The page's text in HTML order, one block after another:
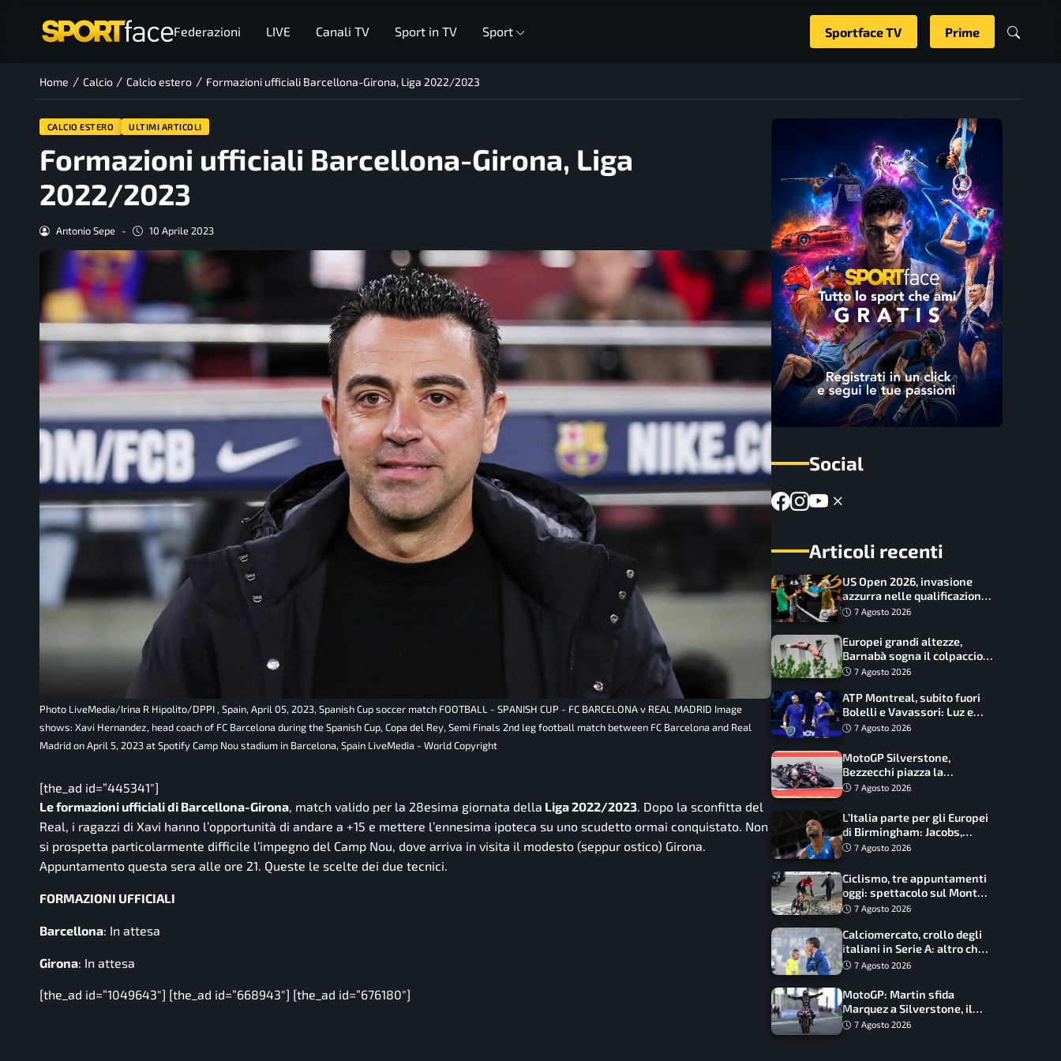
Federazioni LIVE Canali TV Sport in TV Sport Sportface TV Prime
Home / Calcio / Calcio estero / Formazioni ufficiali Barcellona-Girona, Liga 2022/2023
CALCIO ESTERO ULTIMI ARTICOLI
Formazioni ufficiali Barcellona-Girona, Liga
2022/2023
Antonio Sepe - 10 Aprile 2023
Photo LiveMedia/Irina R Hipolito/DPPI , Spain, April 05, 2023, Spanish Cup soccer match FOOTBALL - SPANISH CUP - FC BARCELONA v REAL MADRID Image
shows: Xavi Hernandez, head coach of FC Barcelona during the Spanish Cup, Copa del Rey, Semi Finals 2nd leg football match between FC Barcelona and Real
Madrid on April 5, 2023 at Spotify Camp Nou stadium in Barcelona, Spain LiveMedia - World Copyright
[the_ad id=”445341″]
Le formazioni ufficiali di Barcellona-Girona, match valido per la 28esima giornata della Liga 2022/2023. Dopo la sconfitta del
Real, i ragazzi di Xavi hanno l’opportunità di andare a +15 e mettere l’ennesima ipoteca su uno scudetto ormai conquistato. Non
si prospetta particolarmente difficile l’impegno del Camp Nou, dove arriva in visita il modesto (seppur ostico) Girona.
Appuntamento questa sera alle ore 21. Queste le scelte dei due tecnici.
FORMAZIONI UFFICIALI
Barcellona: In attesa
Girona: In attesa
[the_ad id=”1049643″] [the_ad id=”668943″] [the_ad id=”676180″]
Social
Articoli recenti
US Open 2026, invasione
azzurra nelle qualificazioni:
17 italiani a caccia del main
7 Agosto 2026
Europei grandi altezze,
Barnabà sogna il colpaccio:
è leader a metà gara, Baraldi
7 Agosto 2026
ATP Montreal, subito fuori
Bolelli e Vavassori: Luz e
Matos fermano gli azzurri
7 Agosto 2026
MotoGP Silverstone,
Bezzecchi piazza la
zampata: Aprilia domina,
7 Agosto 2026
L’Italia parte per gli Europei
di Birmingham: Jacobs,
Tamberi e Battocletti
record
7 Agosto 2026
Ciclismo, tre appuntamenti
oggi: spettacolo sul Mont
Ventoux, orari e come
7 Agosto 2026
Calciomercato, crollo degli
italiani in Serie A: altro che
svolta dopo il Mondiale
7 Agosto 2026
MotoGP: Martin sfida
Marquez a Silverstone, il
programma e gli orari
7 Agosto 2026